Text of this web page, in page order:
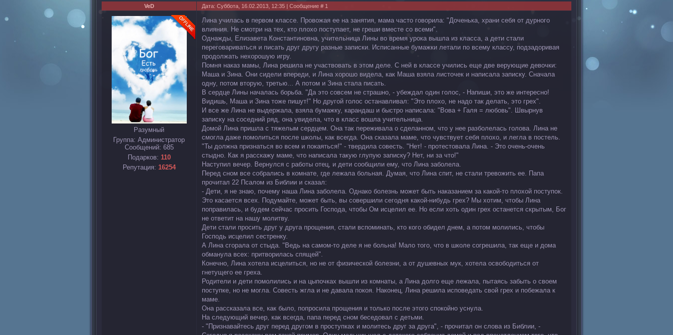
VeD Дата: Суббота, 16.02.2013, 12:35 | Сообщение # 1
Разумный
Группа: Администратор
Сообщений: 685
Подарков: 110
Репутация: 16254
Лина училась в первом классе. Провожая ее на занятия, мама часто говорила: "Доченька, храни себя от дурного
влияния. Не смотри на тех, кто плохо поступает, не греши вместе со всеми".
Однажды, Елизавета Константиновна, учительница Лины во время урока вышла из класса, а дети стали
переговариваться и писать друг другу разные записки. Исписанные бумажки летали по всему классу, подзадоривая
продолжать нехорошую игру.
Помня наказ мамы, Лина решила не участвовать в этом деле. С ней в классе учились еще две верующие девочки:
Маша и Зина. Они сидели впереди, и Лина хорошо видела, как Маша взяла листочек и написала записку. Сначала
одну, потом вторую, третью... А потом и Зина стала писать.
В сердце Лины началась борьба. "Да это совсем не страшно, - убеждал один голос, - Напиши, это же интересно!
Видишь, Маша и Зина тоже пишут!" Но другой голос останавливал: "Это плохо, не надо так делать, это грех".
И все же Лина не выдержала, взяла бумажку, карандаш и быстро написала: "Вова + Галя = любовь". Швырнув
записку на соседний ряд, она увидела, что в класс вошла учительница.
Домой Лина пришла с тяжелым сердцем. Она так переживала о сделанном, что у нее разболелась голова. Лина не
смогла даже помолиться после школы, как всегда. Она сказала маме, что чувствует себя плохо, и легла в постель.
"Ты должна признаться во всем и покаяться!" - твердила совесть. "Нет! - протестовала Лина. - Это очень-очень
стыдно. Как я расскажу маме, что написала такую глупую записку? Нет, ни за что!"
Наступил вечер. Вернулся с работы отец, и дети сообщили ему, что Лина заболела.
Перед сном все собрались в комнате, где лежала больная. Думая, что Лина спит, не стали тревожить ее. Папа
прочитал 22 Псалом из Библии и сказал:
- Дети, я не знаю, почему наша Лина заболела. Однако болезнь может быть наказанием за какой-то плохой поступок.
Это касается всех. Подумайте, может быть, вы совершили сегодня какой-нибудь грех? Мы хотим, чтобы Лина
поправилась, и будем сейчас просить Господа, чтобы Ом исцелил ее. Но если хоть один грех останется скрытым, Бог
не ответит на нашу молитву.
Дети стали просить друг у друга прощения, стали вспоминать, кто кого обидел днем, а потом молились, чтобы
Господь исцелил сестренку.
А Лина сгорала от стыда. "Ведь на самом-то деле я не больна! Мало того, что в школе согрешила, так еще и дома
обманула всех: притворилась спящей".
Конечно, Лина хотела исцелиться, но не от физической болезни, а от душевных мук, хотела освободиться от
гнетущего ее греха.
Родители и дети помолились и на цыпочках вышли из комнаты, а Лина долго еще лежала, пытаясь забыть о своем
поступке, но не могла. Совесть жгла и не давала покоя. Наконец, Лина решила исповедать свой грех и побежала к
маме.
Она рассказала все, как было, попросила прощения и только после этого спокойно уснула.
На следующий вечер, как всегда, папа перед сном беседовал с детьми.
- "Признавайтесь друг перед другом в проступках и молитесь друг за друга", - прочитал он слова из Библии, -